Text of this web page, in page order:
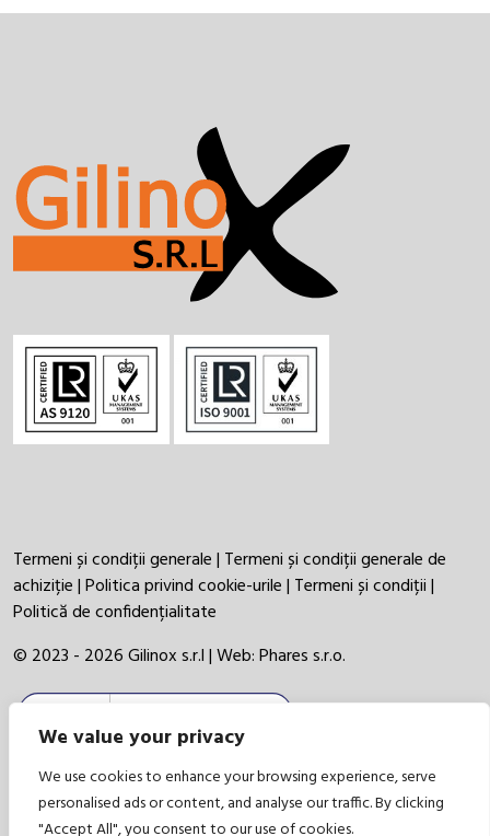
We value your privacy
We use cookies to enhance your browsing experience, serve
personalised ads or content, and analyse our traffic. By clicking
"Accept All", you consent to our use of cookies.
Termeni și condiții generale| Termeni și condiții generale de
achiziție|Politica privind cookie-urile| Termeni și condiții|
Politică de confidențialitate
© 2023 - 2026 Gilinox s.r.l | Web:Phares s.r.o.